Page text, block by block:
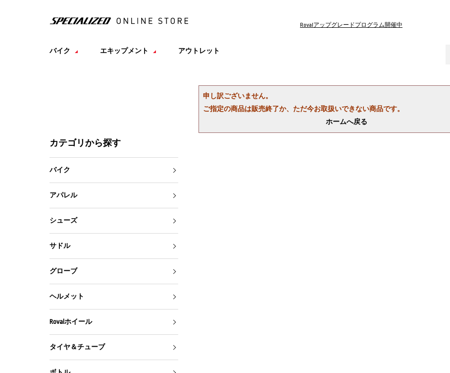
Rovalアップグレードプログラム開催中
バイク エキップメント アウトレット
申し訳ございません。
ご指定の商品は販売終了か、ただ今お取扱いできない商品です。
ホームへ戻る
カテゴリから探す
バイク
アパレル
シューズ
サドル
グローブ
ヘルメット
Rovalホイール
タイヤ＆チューブ